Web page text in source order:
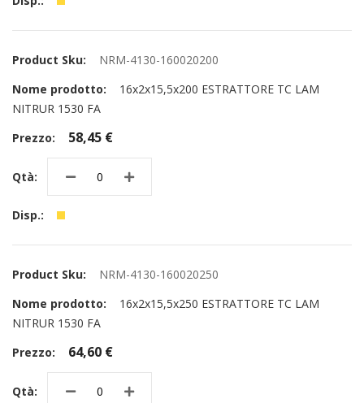
NRM-4130-160020200
16x2x15,5x200 ESTRATTORE TC LAM
NITRUR 1530 FA
58,45 €
NRM-4130-160020250
16x2x15,5x250 ESTRATTORE TC LAM
NITRUR 1530 FA
64,60 €